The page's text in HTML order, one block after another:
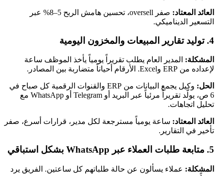
العائد المعتاد:
صفر oversell، تحسين هامش الربح 5–8% عبر
التسعير الديناميكي.
4. توليد تقارير المبيعات والمخزون اليومية
المشكلة:المدير العام يطلب تقريراً يومياً يأخذ الموظف ساعة
لإعداده من ERP وExcel. الأرقام أحياناً متضاربة بين المصادر.
الحل:
وكيل يجمع البيانات من ERP والقنوات الرقمية كل صباح في
6 ص، يولّد تقريراً مرئياً عبر البريد أو Telegram أو WhatsApp مع
تحليل اتجاهات.
العائد المعتاد:ساعة يومياً مسترجعة لكل مدير، قرارات أسرع، صفر
تأخير في التقارير.
5. متابعة طلبات العملاء عبر WhatsApp بشكل استباقي
المشكلة:عملاء يسألون عن حالة طلباتهم كل ساعتين. الفريق يرد